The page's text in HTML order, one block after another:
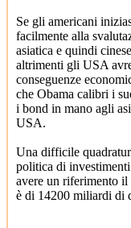
Se gli americani
facilmente alla
asiatica e quindi
altrimenti gli USA
conseguenze
che Obama calibri i
i bond in mano agli
USA.
Una difficile
politica di
avere un riferimento
è di 14200 miliardi di